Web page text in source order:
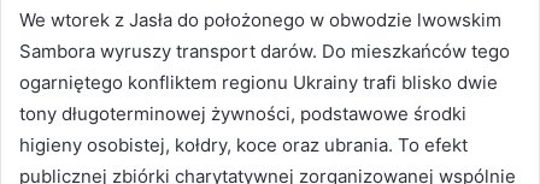
We wtorek z Jasła do położonego w obwodzie lwowskim
Sambora wyruszy transport darów. Do mieszkańców tego
ogarniętego konfliktem regionu Ukrainy trafi blisko dwie
tony długoterminowej żywności, podstawowe środki
higieny osobistej, kołdry, koce oraz ubrania. To efekt
publicznej zbiórki charytatywnej zorganizowanej wspólnie